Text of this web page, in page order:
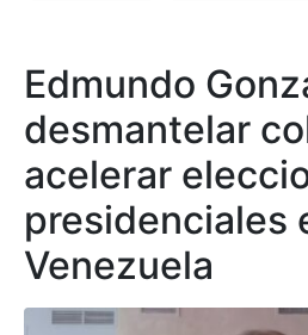
Edmundo
desmantelar
acelerar
presidenciales
Venezuela